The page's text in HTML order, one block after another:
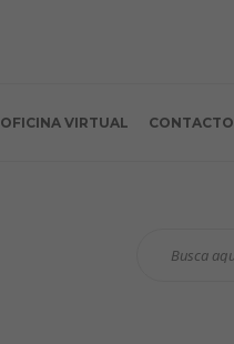
OFICINA VIRTUAL CONTACTO